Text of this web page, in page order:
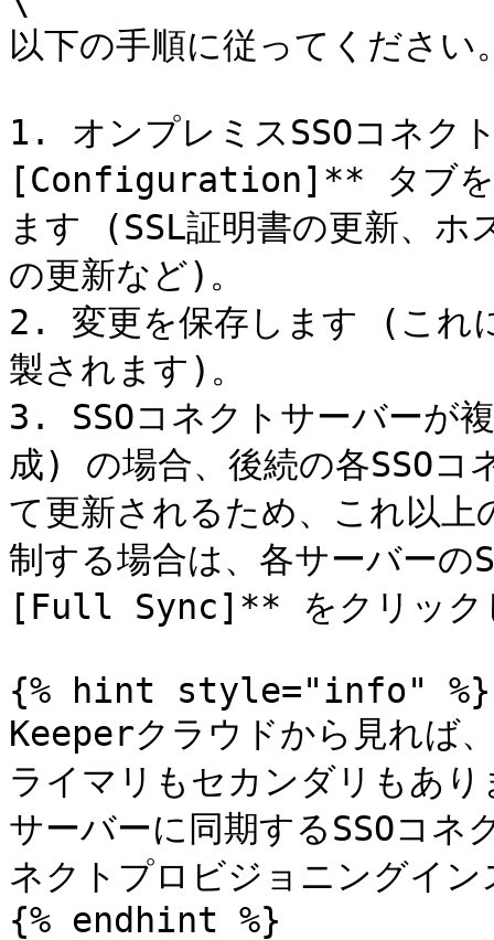
以下の手順に従ってください
1. オンプレミスSSOコネク
[Configuration]** タブを
ます (SSL証明書の更新、ホ
の更新など)。
2. 変更を保存します (これ
製されます)。
3. SSOコネクトサーバーが
成) の場合、後続の各SSOコ
て更新されるため、これ以
制する場合は、各サーバー
[Full Sync]** をクリック
{% hint style="info" %}
Keeperクラウドから見れば
ライマリもセカンダリもあ
サーバーに同期するSSOコネ
ネクトプロビジョニングイ
{% endhint %}